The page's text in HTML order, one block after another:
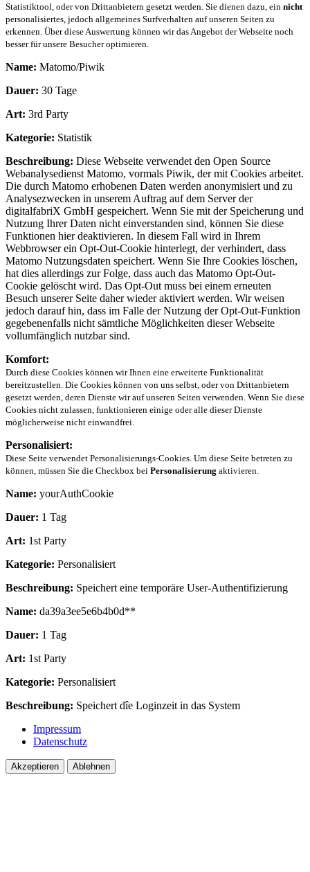
Statistiktool, oder von Drittanbietern gesetzt werden. Sie dienen dazu, ein nicht
personalisiertes, jedoch allgemeines Surfverhalten auf unseren Seiten zu
erkennen. Über diese Auswertung können wir das Angebot der Webseite noch
besser für unsere Besucher optimieren.
Name: Matomo/Piwik
Dauer: 30 Tage
Art: 3rd Party
Kategorie: Statistik
Beschreibung: Diese Webseite verwendet den Open Source
Webanalysedienst Matomo, vormals Piwik, der mit Cookies arbeitet.
Die durch Matomo erhobenen Daten werden anonymisiert und zu
Analysezwecken in unserem Auftrag auf dem Server der
digitalfabriX GmbH gespeichert. Wenn Sie mit der Speicherung und
Nutzung Ihrer Daten nicht einverstanden sind, können Sie diese
Funktionen hier deaktivieren. In diesem Fall wird in Ihrem
Webbrowser ein Opt-Out-Cookie hinterlegt, der verhindert, dass
Matomo Nutzungsdaten speichert. Wenn Sie Ihre Cookies löschen,
hat dies allerdings zur Folge, dass auch das Matomo Opt-Out-
Cookie gelöscht wird. Das Opt-Out muss bei einem erneuten
Besuch unserer Seite daher wieder aktiviert werden. Wir weisen
jedoch darauf hin, dass im Falle der Nutzung der Opt-Out-Funktion
gegebenenfalls nicht sämtliche Möglichkeiten dieser Webseite
vollumfänglich nutzbar sind.
Komfort:
Durch diese Cookies können wir Ihnen eine erweiterte Funktionalität
bereitzustellen. Die Cookies können von uns selbst, oder von Drittanbietern
gesetzt werden, deren Dienste wir auf unseren Seiten verwenden. Wenn Sie diese
Cookies nicht zulassen, funktionieren einige oder alle dieser Dienste
möglicherweise nicht einwandfrei.
Personalisiert:
Diese Seite verwendet Personalisierungs-Cookies. Um diese Seite betreten zu
können, müssen Sie die Checkbox bei Personalisierung aktivieren.
Name: yourAuthCookie
Dauer: 1 Tag
Art: 1st Party
Kategorie: Personalisiert
Beschreibung: Speichert eine temporäre User-Authentifizierung
Name: da39a3ee5e6b4b0d**
Dauer: 1 Tag
Art: 1st Party
Kategorie: Personalisiert
Beschreibung: Speichert dîe Loginzeit in das System
Impressum
Datenschutz
Akzeptieren Ablehnen